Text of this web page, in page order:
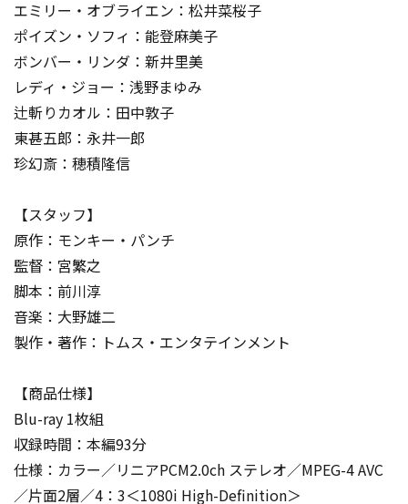
エミリー・オブライエン：松井菜桜子
ポイズン・ソフィ：能登麻美子
ボンバー・リンダ：新井里美
レディ・ジョー：浅野まゆみ
辻斬りカオル：田中敦子
東甚五郎：永井一郎
珍幻斎：穂積隆信
【スタッフ】
原作：モンキー・パンチ
監督：宮繁之
脚本：前川淳
音楽：大野雄二
製作・著作：トムス・エンタテインメント
【商品仕様】
Blu-ray 1枚組
収録時間：本編93分
仕様：カラー／リニアPCM2.0ch ステレオ／MPEG-4 AVC
／片面2層／4：3＜1080i High-Definition＞